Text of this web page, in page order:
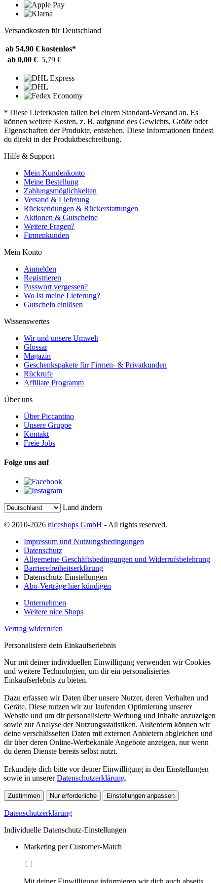
Versandkosten für Deutschland
ab 54,90 € kostenlos*
ab 0,00 € 5,79 €
* Diese Lieferkosten fallen bei einem Standard-Versand an. Es
können weitere Kosten, z. B. aufgrund des Gewichts, Größe oder
Eigenschaften der Produkte, entstehen. Diese Informationen findest
du direkt in der Produktbeschreibung.
Hilfe & Support
Mein Kundenkonto
Meine Bestellung
Zahlungsmöglichkeiten
Versand & Lieferung
Rücksendungen & Rückerstattungen
Aktionen & Gutscheine
Weitere Fragen?
Firmenkunden
Mein Konto
Anmelden
Registrieren
Passwort vergessen?
Wo ist meine Lieferung?
Gutschein einlösen
Wissenswertes
Wir und unsere Umwelt
Glossar
Magazin
Geschenkspakete für Firmen- & Privatkunden
Rückrufe
Affiliate Programm
Über uns
Über Piccantino
Unsere Gruppe
Kontakt
Freie Jobs
Folge uns auf
Land ändern
© 2010-2026 niceshops GmbH - All rights reserved.
Impressum und Nutzungsbedingungen
Datenschutz
Allgemeine Geschäftsbedingungen und Widerrufsbelehrung
Barrierefreiheitserklärung
Datenschutz-Einstellungen
Abo-Verträge hier kündigen
Unternehmen
Weitere nice Shops
Vertrag widerrufen
Personalisiere dein Einkaufserlebnis
Nur mit deiner individuellen Einwilligung verwenden wir Cookies
und weitere Technologien, um dir ein personalisiertes
Einkaufserlebnis zu bieten.
Dazu erfassen wir Daten über unsere Nutzer, deren Verhalten und
Geräte. Diese nutzen wir zur laufenden Optimierung unserer
Website und um dir personalisierte Werbung und Inhalte anzuzeigen
sowie zur Analyse der Nutzungsstatistiken. Außerdem können wir
deine verschlüsselten Daten mit externen Anbietern abgleichen und
dir über deren Online-Werbekanäle Angebote anzeigen, nur wenn
du deren Dienste bereits selbst nutzt.
Erkundige dich bitte vor deiner Einwilligung in den Einstellungen
sowie in unsererDatenschutzerklärung.
Zustimmen Nur erforderliche Einstellungen anpassen
Datenschutzerklärung
Individuelle Datenschutz-Einstellungen
Marketing per Customer-Match